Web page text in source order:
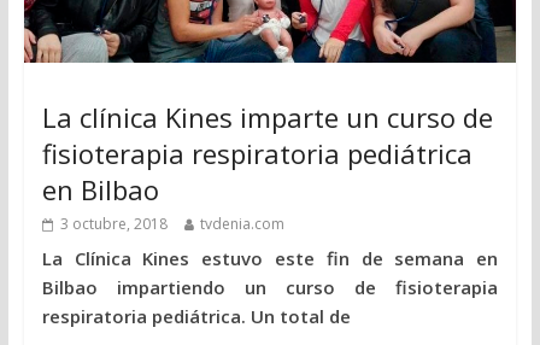
La clínica Kines imparte un curso de
fisioterapia respiratoria pediátrica
en Bilbao
3 octubre, 2018 tvdenia.com
La Clínica Kines estuvo este fin de semana en
Bilbao impartiendo un curso de fisioterapia
respiratoria pediátrica. Un total de